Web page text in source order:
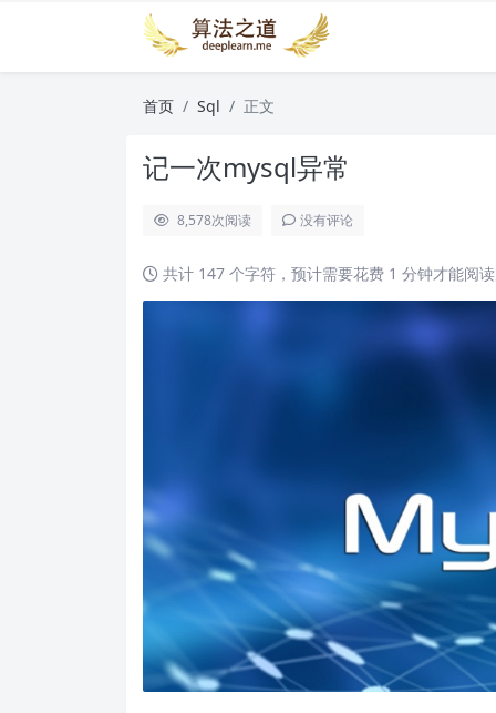
首页 Sql 正文
记一次mysql异常
8,578次阅读 没有评论
共计 147 个字符，预计需要花费 1 分钟才能阅